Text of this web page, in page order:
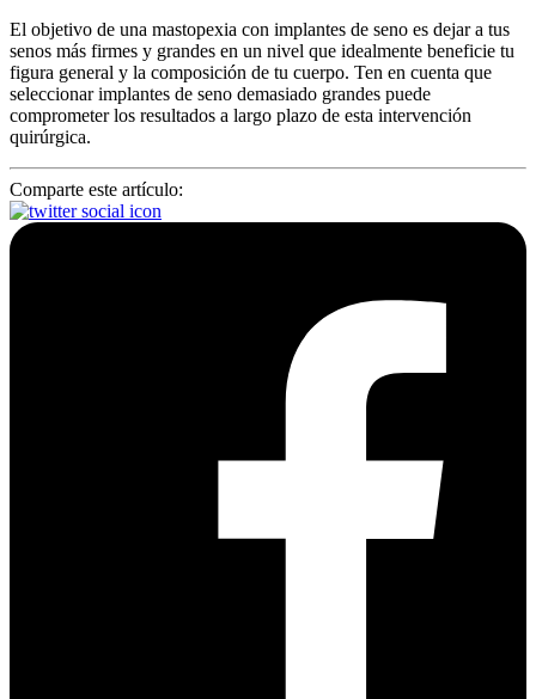
El objetivo de una mastopexia con implantes de seno es dejar a tus
senos más firmes y grandes en un nivel que idealmente beneficie tu
figura general y la composición de tu cuerpo. Ten en cuenta que
seleccionar implantes de seno demasiado grandes puede
comprometer los resultados a largo plazo de esta intervención
quirúrgica.
Comparte este artículo: